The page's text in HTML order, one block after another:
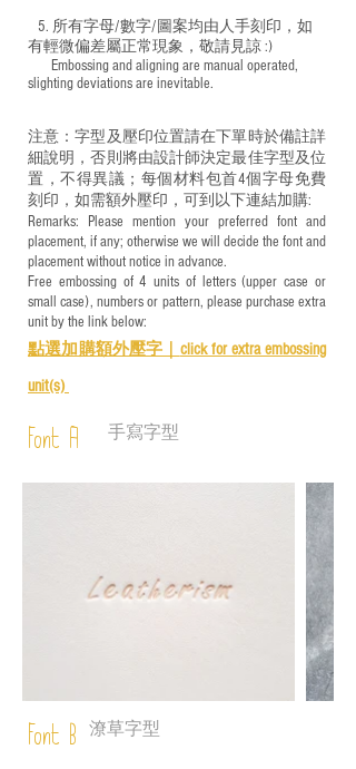
5. 所有字母/數字/圖案均由人手刻印，如
有輕微偏差屬正常現象，敬請見諒 :)
​ Embossing and aligning are manual operated,
slighting deviations are inevitable.
注意：字型及壓印位置請在下單時於備註詳
細說明，否則將由設計師決定最佳字型及位
置，不得異議；每個材料包首4個字母免費
刻印，如需額外壓印，可到以下連結加購:
Remarks: Please mention your preferred font and
placement, if any; otherwise we will decide the font and
placement without notice in advance.
Free embossing of 4 units of letters (upper case or
small case), numbers or pattern, please purchase extra
unit by the link below:
點選加購額外壓字｜ click for extra embossing
unit(s)
Font A 手寫字型
Font B 潦草字型